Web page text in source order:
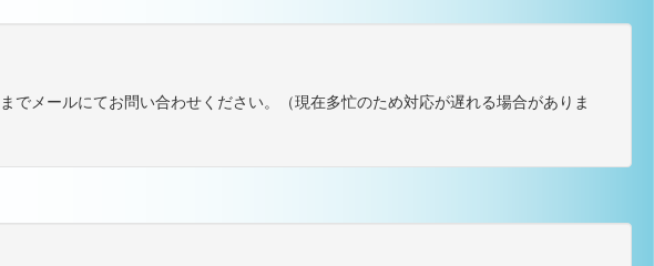
までメールにてお問い合わせください。（現在多忙のため対応が遅れる場合がありま